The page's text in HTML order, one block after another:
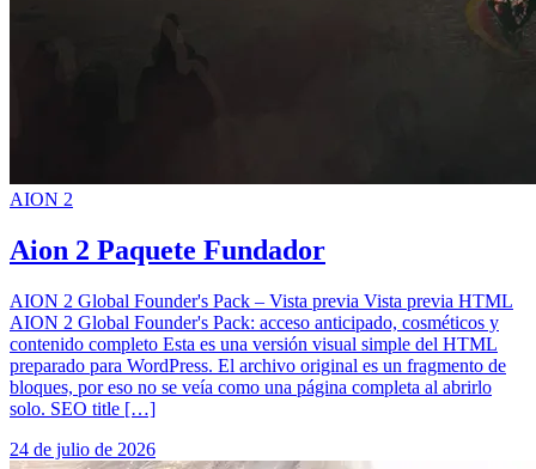
AION 2
Aion 2 Paquete Fundador
AION 2 Global Founder's Pack – Vista previa Vista previa HTML
AION 2 Global Founder's Pack: acceso anticipado, cosméticos y
contenido completo Esta es una versión visual simple del HTML
preparado para WordPress. El archivo original es un fragmento de
bloques, por eso no se veía como una página completa al abrirlo
solo. SEO title […]
24 de julio de 2026